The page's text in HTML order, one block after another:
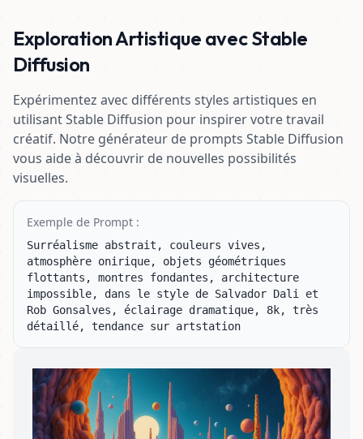
Exploration Artistique avec Stable
Diffusion
Expérimentez avec différents styles artistiques en
utilisant Stable Diffusion pour inspirer votre travail
créatif. Notre générateur de prompts Stable Diffusion
vous aide à découvrir de nouvelles possibilités
visuelles.
Exemple de Prompt :
Surréalisme abstrait, couleurs vives,
atmosphère onirique, objets géométriques
flottants, montres fondantes, architecture
impossible, dans le style de Salvador Dali et
Rob Gonsalves, éclairage dramatique, 8k, très
détaillé, tendance sur artstation